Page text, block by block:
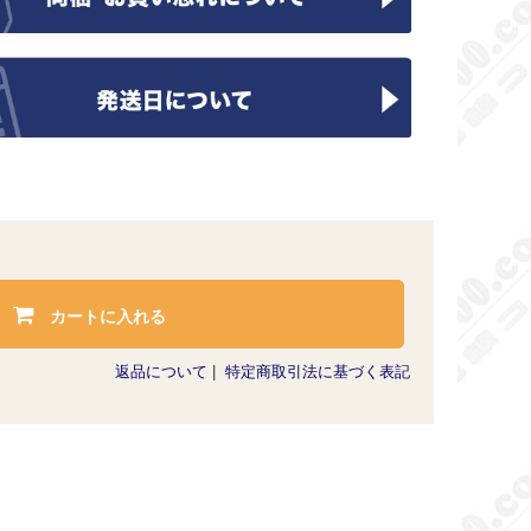
カートに入れる
返品について 特定商取引法に基づく表記